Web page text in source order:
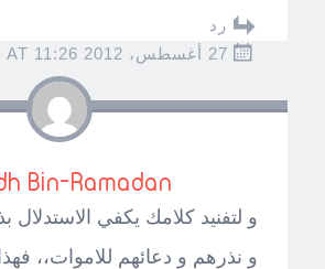
رد
27 أغسطس، 2012 AT 11:26
Bin-Ramadan
و لتفنيد كلامك يكفي الاستدلال
و نذرهم و دعائهم للاموات،،